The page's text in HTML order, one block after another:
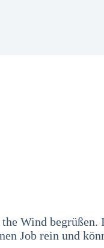
Wind begrüßen.
Job rein und